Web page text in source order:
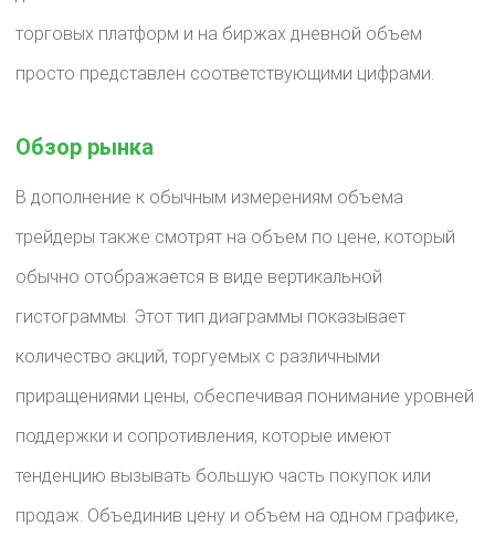
торговых платформ и на биржах дневной объем
просто представлен соответствующими цифрами.
Обзор рынка
В дополнение к обычным измерениям объема
трейдеры также смотрят на объем по цене, который
обычно отображается в виде вертикальной
гистограммы. Этот тип диаграммы показывает
количество акций, торгуемых с различными
приращениями цены, обеспечивая понимание уровней
поддержки и сопротивления, которые имеют
тенденцию вызывать большую часть покупок или
продаж. Объединив цену и объем на одном графике,